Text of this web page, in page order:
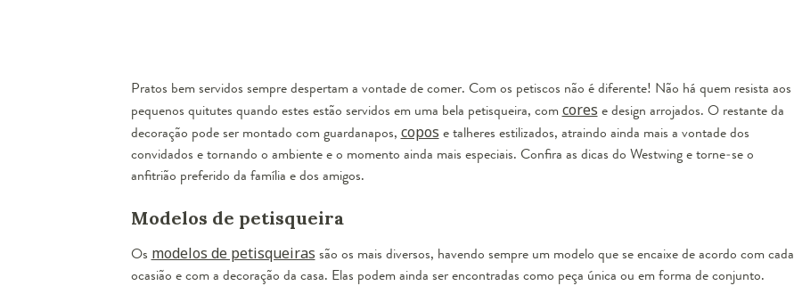
Pratos bem servidos sempre despertam a vontade de comer. Com os petiscos não é diferente! Não há quem resista aos
pequenos quitutes quando estes estão servidos em uma bela petisqueira, comcores e design arrojados. O restante da
decoração pode ser montado com guardanapos, copos e talheres estilizados, atraindo ainda mais a vontade dos
convidados e tornando o ambiente e o momento ainda mais especiais. Confira as dicas do Westwing e torne-se o
anfitrião preferido da família e dos amigos.
Modelos de petisqueira
Os modelos de petisqueiras são os mais diversos, havendo sempre um modelo que se encaixe de acordo com cada
ocasião e com a decoração da casa. Elas podem ainda ser encontradas como peça única ou em forma de conjunto.